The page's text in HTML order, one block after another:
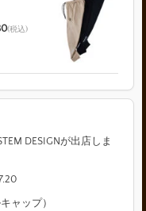
(税込)
DESIGNが出店しま
ャップ）